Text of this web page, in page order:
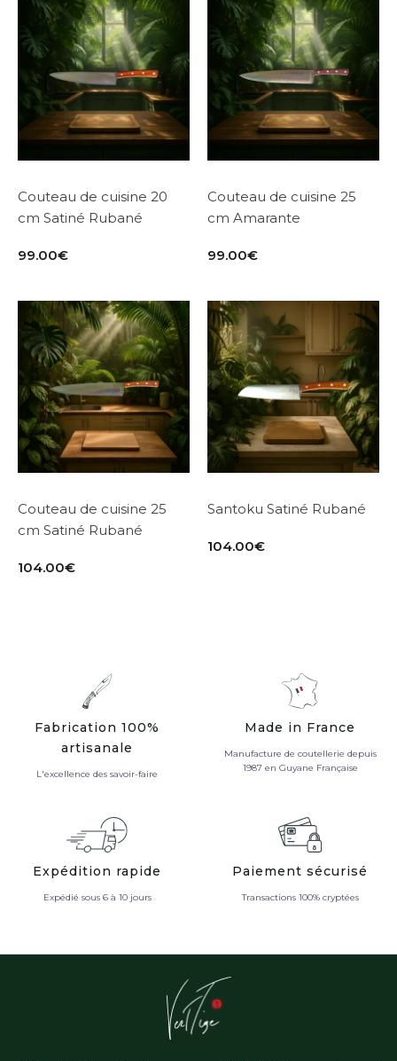
Couteau de cuisine 20
cm Satiné Rubané
99.00€
Couteau de cuisine 25
cm Amarante
99.00€
Couteau de cuisine 25
cm Satiné Rubané
104.00€
Santoku Satiné Rubané
104.00€
Fabrication 100%
artisanale
L'excellence des savoir-faire
Made in France
Manufacture de coutellerie depuis
1987 en Guyane Française
Expédition rapide
Expédié sous 6 à 10 jours
Paiement sécurisé
Transactions 100% cryptées